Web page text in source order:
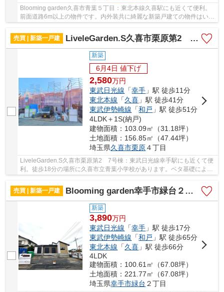
Blooming garden久喜市青葉５丁目：東北本線久喜駅にも近くて便利。
前面道路6m以上の物件です。内外装共に綺麗な新築戸建ての物件はいか
がでしょうか。地盤調査済みなので、防災面での...
売買 | 新築一戸建
LiveleGarden.S久喜市栗原第2 7号棟
新築
6月4日 値下げ
2,580万円
東武日光線 「幸手 」駅 徒歩11分
東北本線 「久喜 」駅 徒歩41分
東武伊勢崎線 「和戸 」駅 徒歩51分
4LDK＋1S(納戸)
建物面積：103.09㎡（31.18坪）
土地面積：156.85㎡（47.44坪）
埼玉県久喜市栗原４丁目
LiveleGarden.S久喜市栗原第2 7号棟：東武日光線幸手駅にも近くて便
利。徒歩18分の場所に久喜市立青葉小学校があります。ベタ基礎による
建築の為、床下からの嫌な湿気も気になりませ...
売買 | 新築一戸建
Blooming garden幸手市緑台２丁目1ki
新築
3,890万円
東武日光線 「幸手 」駅 徒歩17分
東武伊勢崎線 「和戸 」駅 徒歩65分
東北本線 「久喜 」駅 徒歩66分
4LDK
建物面積：100.61㎡（67.08坪）
土地面積：221.77㎡（67.08坪）
埼玉県幸手市緑台 ２丁目